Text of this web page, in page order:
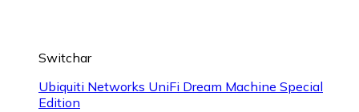
Switchar
Ubiquiti Networks UniFi Dream Machine Special
Edition